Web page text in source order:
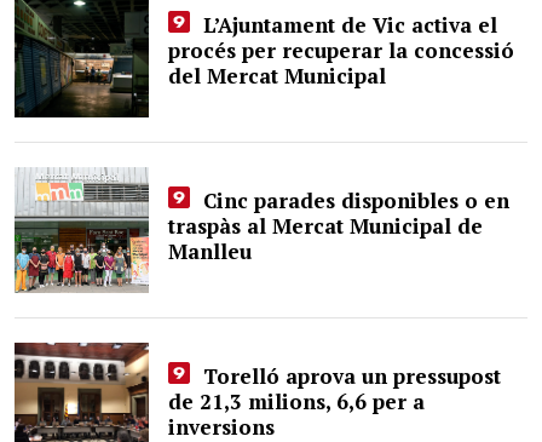
L’Ajuntament de Vic activa el
procés per recuperar la concessió
del Mercat Municipal
Cinc parades disponibles o en
traspàs al Mercat Municipal de
Manlleu
Torelló aprova un pressupost
de 21,3 milions, 6,6 per a
inversions